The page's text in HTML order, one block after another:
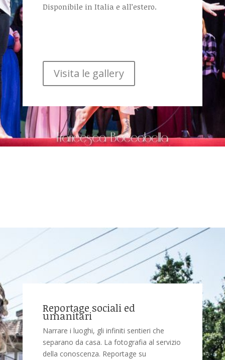
Disponibile in Italia e all’estero.
Visita le gallery
Reportage sociali ed
umanitari
Narrare i luoghi, gli infiniti sentieri che
separano da casa. La fotografia al servizio
della conoscenza. Reportage su